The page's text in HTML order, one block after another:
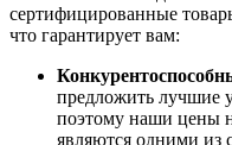
сертифицированные
что гарантирует вам:
предложить лучшие
поэтому наши цены
являются одними из